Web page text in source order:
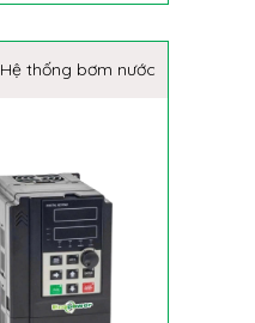
Hệ thống bơm nước